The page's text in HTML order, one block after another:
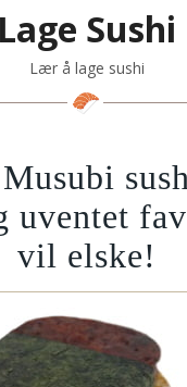
Lage Sushi
Lær å lage sushi
uventet
vil elske!